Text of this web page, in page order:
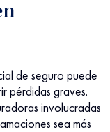
de seguro puede
pérdidas graves.
involucradas
sea más